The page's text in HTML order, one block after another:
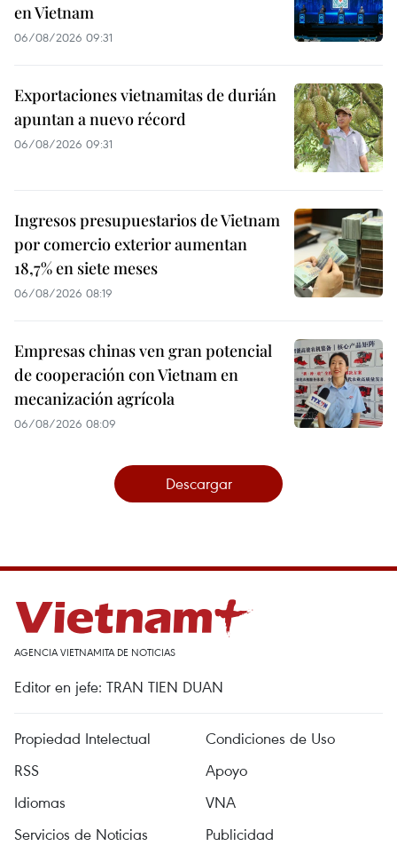
en Vietnam
06/08/2026 09:31
Exportaciones vietnamitas de durián
apuntan a nuevo récord
06/08/2026 09:31
Ingresos presupuestarios de Vietnam
por comercio exterior aumentan
18,7% en siete meses
06/08/2026 08:19
Empresas chinas ven gran potencial
de cooperación con Vietnam en
mecanización agrícola
06/08/2026 08:09
Descargar
AGENCIA VIETNAMITA DE NOTICIAS
Editor en jefe: TRAN TIEN DUAN
Propiedad Intelectual
Condiciones de Uso
RSS
Apoyo
Idiomas
VNA
Servicios de Noticias
Publicidad